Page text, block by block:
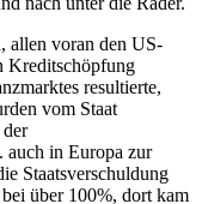
allen voran den US-
Kreditschöpfung
resultierte,
vom Staat
auch in Europa zur
Staatsverschuldung
über 100%, dort kam